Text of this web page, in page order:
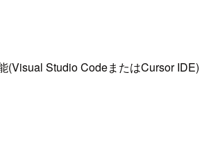
(Visual Studio CodeまたはCursor IDE)